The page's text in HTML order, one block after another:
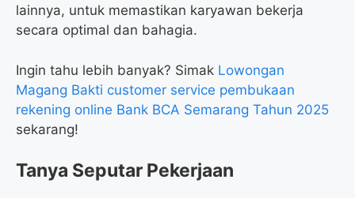
lainnya, untuk memastikan karyawan bekerja
secara optimal dan bahagia.
Ingin tahu lebih banyak? Simak Lowongan
Magang Bakti customer service pembukaan
rekening online Bank BCA Semarang Tahun 2025
sekarang!
Tanya Seputar Pekerjaan